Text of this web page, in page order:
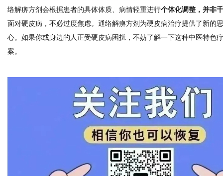
络解痹方剂会根据患者的具体体质、病情轻重进行个体化调整，并非
面对硬皮病，不必过度焦虑。通络解痹方剂为硬皮病治疗提供了新的
心。如果你或身边的人正受硬皮病困扰，不妨了解一下这种中医特色
案。